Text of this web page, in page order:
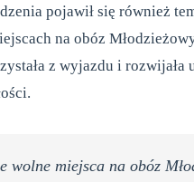
pojawił się również
na obóz
z wyjazdu i
wolne miejsca na obóz